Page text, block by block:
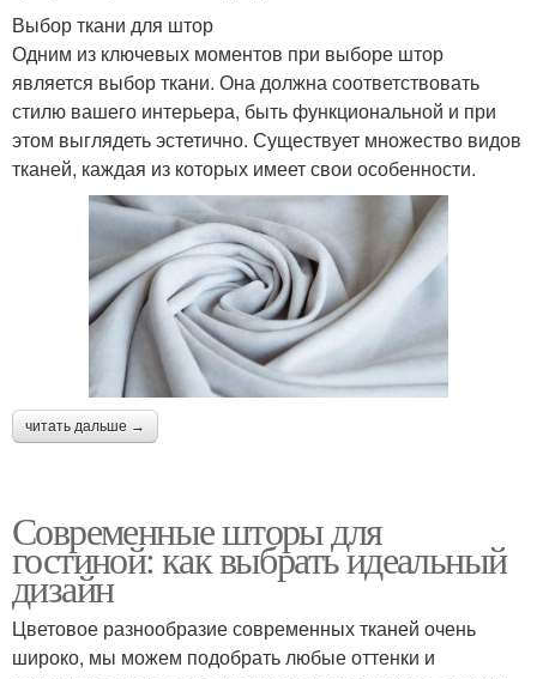
Выбор ткани для штор
Одним из ключевых моментов при выборе штор
является выбор ткани. Она должна соответствовать
стилю вашего интерьера, быть функциональной и при
этом выглядеть эстетично. Существует множество видов
тканей, каждая из которых имеет свои особенности.
читать дальше →
Современные шторы для
гостиной: как выбрать идеальный
дизайн
Цветовое разнообразие современных тканей очень
широко, мы можем подобрать любые оттенки и